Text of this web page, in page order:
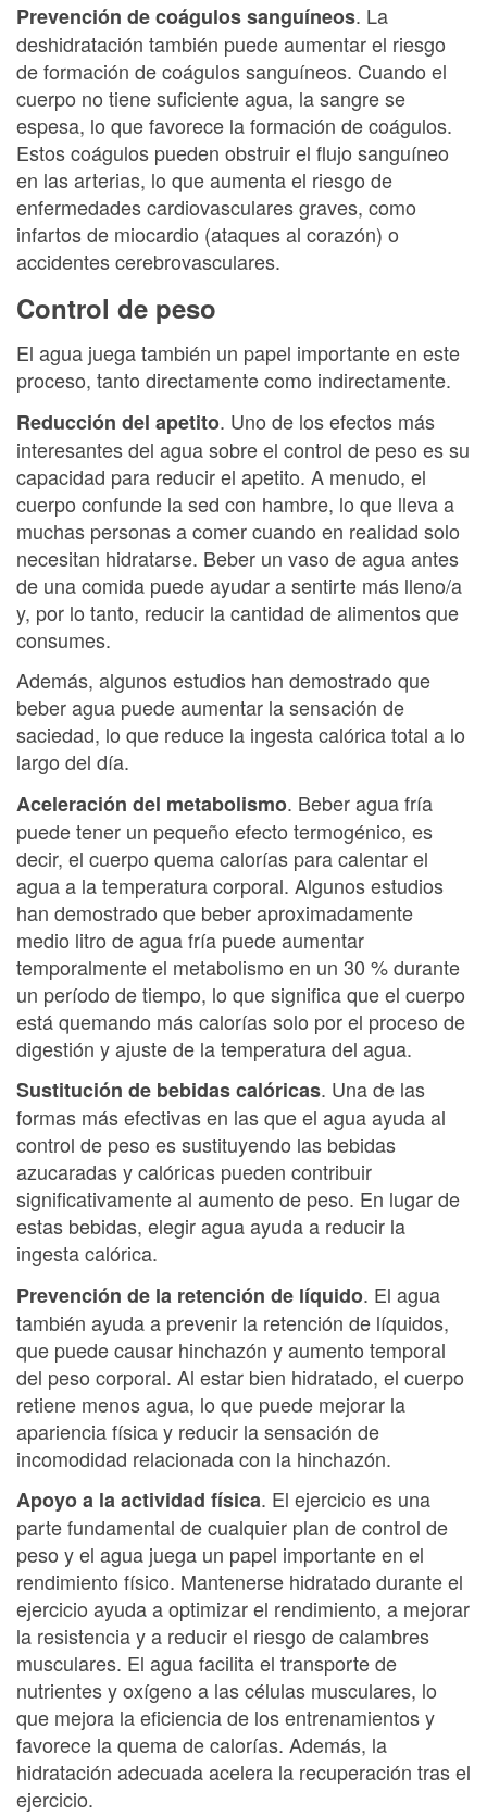
Prevención de coágulos sanguíneos. La
deshidratación también puede aumentar el riesgo
de formación de coágulos sanguíneos. Cuando el
cuerpo no tiene suficiente agua, la sangre se
espesa, lo que favorece la formación de coágulos.
Estos coágulos pueden obstruir el flujo sanguíneo
en las arterias, lo que aumenta el riesgo de
enfermedades cardiovasculares graves, como
infartos de miocardio (ataques al corazón) o
accidentes cerebrovasculares.
Control de peso
El agua juega también un papel importante en este
proceso, tanto directamente como indirectamente.
Reducción del apetito. Uno de los efectos más
interesantes del agua sobre el control de peso es su
capacidad para reducir el apetito. A menudo, el
cuerpo confunde la sed con hambre, lo que lleva a
muchas personas a comer cuando en realidad solo
necesitan hidratarse. Beber un vaso de agua antes
de una comida puede ayudar a sentirte más lleno/a
y, por lo tanto, reducir la cantidad de alimentos que
consumes.
Además, algunos estudios han demostrado que
beber agua puede aumentar la sensación de
saciedad, lo que reduce la ingesta calórica total a lo
largo del día.
Aceleración del metabolismo. Beber agua fría
puede tener un pequeño efecto termogénico, es
decir, el cuerpo quema calorías para calentar el
agua a la temperatura corporal. Algunos estudios
han demostrado que beber aproximadamente
medio litro de agua fría puede aumentar
temporalmente el metabolismo en un 30 % durante
un período de tiempo, lo que significa que el cuerpo
está quemando más calorías solo por el proceso de
digestión y ajuste de la temperatura del agua.
Sustitución de bebidas calóricas. Una de las
formas más efectivas en las que el agua ayuda al
control de peso es sustituyendo las bebidas
azucaradas y calóricas pueden contribuir
significativamente al aumento de peso. En lugar de
estas bebidas, elegir agua ayuda a reducir la
ingesta calórica.
Prevención de la retención de líquido. El agua
también ayuda a prevenir la retención de líquidos,
que puede causar hinchazón y aumento temporal
del peso corporal. Al estar bien hidratado, el cuerpo
retiene menos agua, lo que puede mejorar la
apariencia física y reducir la sensación de
incomodidad relacionada con la hinchazón.
Apoyo a la actividad física. El ejercicio es una
parte fundamental de cualquier plan de control de
peso y el agua juega un papel importante en el
rendimiento físico. Mantenerse hidratado durante el
ejercicio ayuda a optimizar el rendimiento, a mejorar
la resistencia y a reducir el riesgo de calambres
musculares. El agua facilita el transporte de
nutrientes y oxígeno a las células musculares, lo
que mejora la eficiencia de los entrenamientos y
favorece la quema de calorías. Además, la
hidratación adecuada acelera la recuperación tras el
ejercicio.